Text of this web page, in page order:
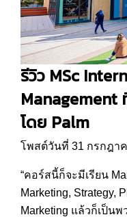
รีวิว MSc
Management
โดย Palm
โพสต์วันที่ 31 กรกฎา
“คอร์สนี้ก็จะมีเรียน
Marketing, Strategy,
Marketing แล้วก็เป็น